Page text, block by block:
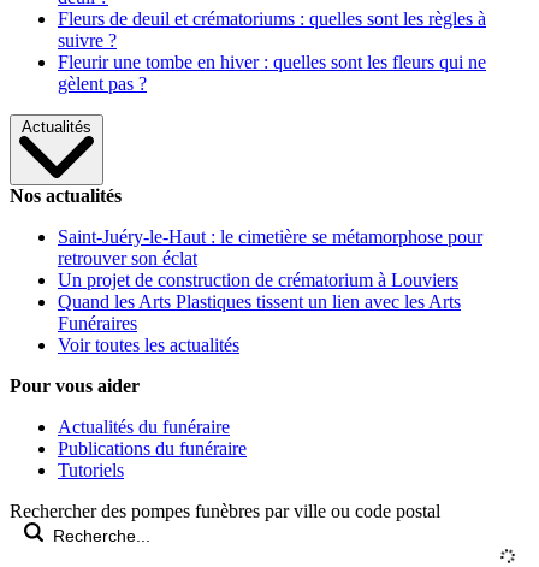
Fleurs de deuil et crématoriums : quelles sont les règles à
suivre ?
Fleurir une tombe en hiver : quelles sont les fleurs qui ne
gèlent pas ?
Actualités
Nos actualités
Saint-Juéry-le-Haut : le cimetière se métamorphose pour
retrouver son éclat
Un projet de construction de crématorium à Louviers
Quand les Arts Plastiques tissent un lien avec les Arts
Funéraires
Voir toutes les actualités
Pour vous aider
Actualités du funéraire
Publications du funéraire
Tutoriels
Rechercher des pompes funèbres par ville ou code postal